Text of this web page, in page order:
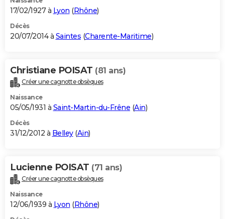
17/02/1927 à Lyon (Rhône)
Décès
20/07/2014 à Saintes (Charente-Maritime)
Christiane POISAT (81 ans)
Créer une cagnotte obsèques
Naissance
05/05/1931 à Saint-Martin-du-Frêne (Ain)
Décès
31/12/2012 à Belley(Ain)
Lucienne POISAT (71 ans)
Créer une cagnotte obsèques
Naissance
12/06/1939 à Lyon (Rhône)